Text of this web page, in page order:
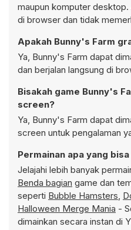
maupun komputer desktop.
di browser dan tidak
Apakah Bunny's Farm
Ya, Bunny's Farm dapat
dan berjalan langsung di
Bisakah game Bunny's
screen?
Ya, Bunny's Farm dapat
screen untuk pengalaman
Permainan apa yang
Jelajahi lebih banyak
Benda bagian game dan
seperti Bubble Hamsters,
Halloween Merge Mania -
dimainkan secara instan di